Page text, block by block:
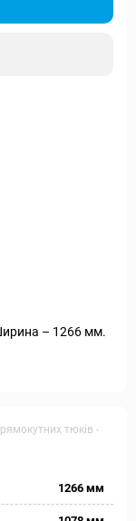
– 1266 мм.
тюків -
1266 мм